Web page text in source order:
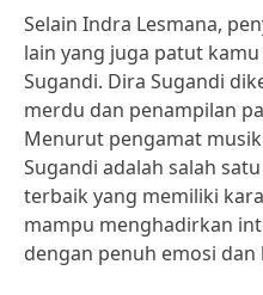
Selain Indra Lesmana,
lain yang juga patut
Sugandi. Dira Sugandi
merdu dan penampilan
Menurut pengamat musik
Sugandi adalah salah
terbaik yang memiliki
mampu menghadirkan
dengan penuh emosi dan